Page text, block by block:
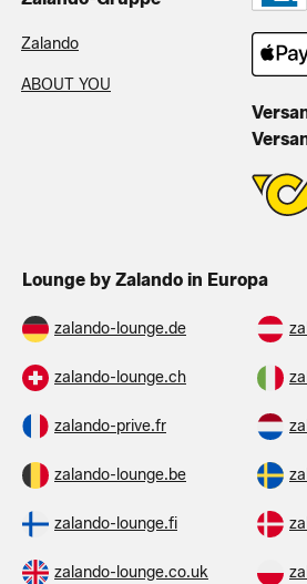
Zalando
ABOUT YOU
Lounge by Zalando in Europa
zalando-lounge.de
zalando-lounge.ch
zalando-prive.fr
zalando-lounge.be
zalando-lounge.fi
zalando-lounge.co.uk